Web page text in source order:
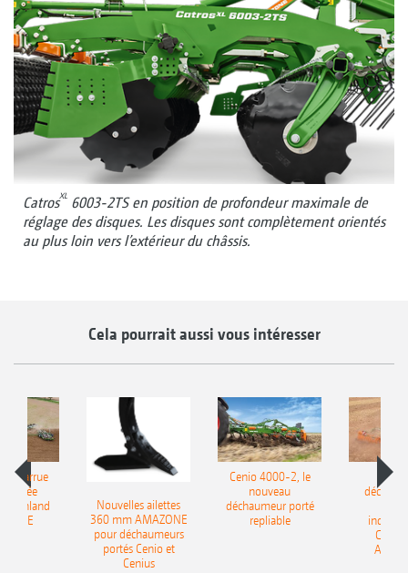
CatrosXL 6003-2TS en position de profondeur maximale de
réglage des disques. Les disques sont complètement orientés
au plus loin vers l’extérieur du châssis.
Cela pourrait aussi vous intéresser
charrue
portée
Onland
Nouvelles ailettes
360 mm AMAZONE
pour déchaumeurs
portés Cenio et
Cenius
Cenio 4000-2, le
nouveau
déchaumeur porté
repliable